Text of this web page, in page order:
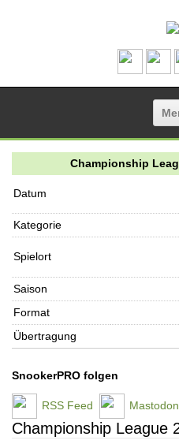
Championship
Datum
Kategorie
Spielort
Saison
Format
Übertragung
SnookerPRO folgen
RSS Feed Mastodon
Championship League